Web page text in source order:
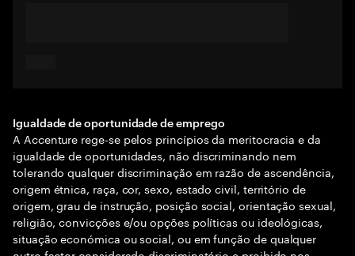
Igualdade de oportunidade de emprego
A Accenture rege-se pelos princípios da meritocracia e da
igualdade de oportunidades, não discriminando nem
tolerando qualquer discriminação em razão de ascendência,
origem étnica, raça, cor, sexo, estado civil, território de
origem, grau de instrução, posição social, orientação sexual,
religião, convicções e/ou opções políticas ou ideológicas,
situação económica ou social, ou em função de qualquer